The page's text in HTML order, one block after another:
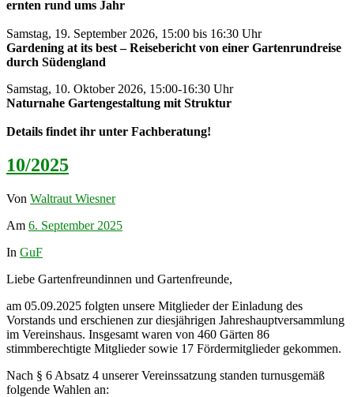
ernten rund ums Jahr
Samstag, 19. September 2026, 15:00 bis 16:30 Uhr
Gardening at its best – Reisebericht von einer Gartenrundreise
durch Südengland
Samstag, 10. Oktober 2026, 15:00-16:30 Uhr
Naturnahe Gartengestaltung mit Struktur
Details findet ihr unter Fachberatung!
10/2025
Von Waltraut Wiesner
Am 6. September 2025
In GuF
Liebe Gartenfreundinnen und Gartenfreunde,
am 05.09.2025 folgten unsere Mitglieder der Einladung des
Vorstands und erschienen zur diesjährigen Jahreshauptversammlung
im Vereinshaus. Insgesamt waren von 460 Gärten 86
stimmberechtigte Mitglieder sowie 17 Fördermitglieder gekommen.
Nach § 6 Absatz 4 unserer Vereinssatzung standen turnusgemäß
folgende Wahlen an: